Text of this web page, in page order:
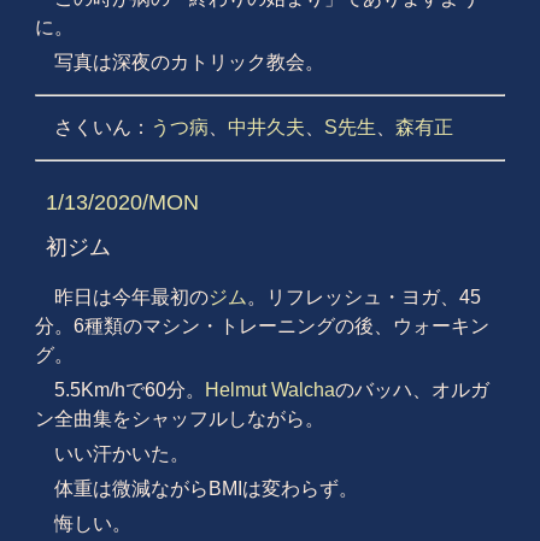
に。
写真は深夜のカトリック教会。
さくいん： うつ病 中井久夫 S先生 森有正
1/13/2020/MON
初ジム
昨日は今年最初のジム。リフレッシュ・ヨガ、45
分。6種類のマシン・トレーニングの後、ウォーキン
グ。
5.5Km/hで60分。
Helmut Walchaのバッハ、オルガ
ン全曲集をシャッフルしながら。
いい汗かいた。
体重は微減ながらBMIは変わらず。
悔しい。